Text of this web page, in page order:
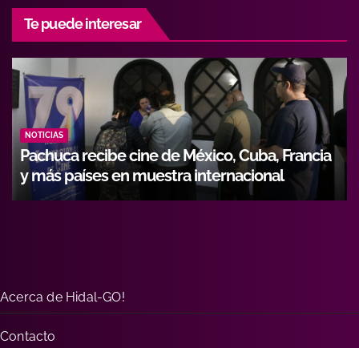
Te puede interesar
Francia
NOTICIAS
Hidalgo fortalece formación de
con alianza entre Icathi y GEMI
Acerca de Hidal-GO!
Contacto